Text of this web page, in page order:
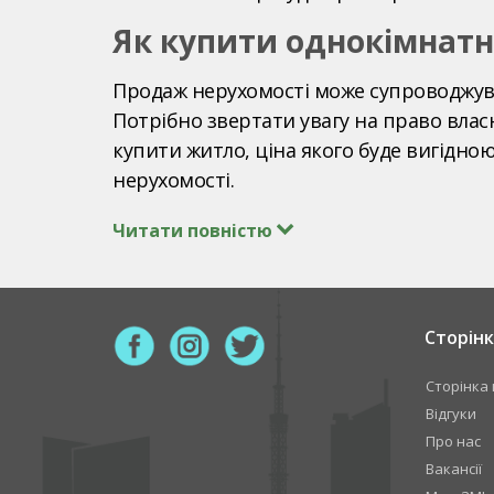
Як купити
Продаж нерухомості може
Потрібно звертати увагу на право
купити житло, ціна якого буде
нерухомості.
Читати повністю
Сторінка
Відгуки
Про нас
Вакансії